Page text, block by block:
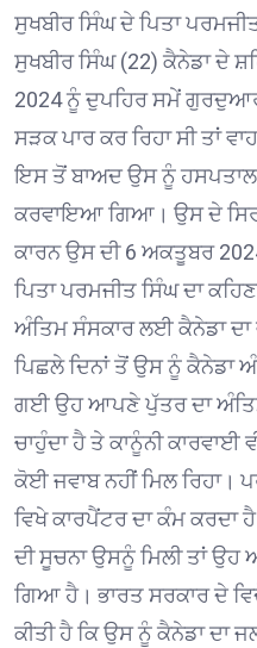
ਸੁਖਬੀਰ ਸਿੰਘ ਦੇ ਪਿਤਾ
ਸੁਖਬੀਰ ਸਿੰਘ (22) ਕੈਨੇਡਾ ਦੇ
2024 ਨੂੰ ਦੁਪਹਿਰ ਸਮੇਂ
ਸੜਕ ਪਾਰ ਕਰ ਰਿਹਾ ਸੀ ਤਾਂ
ਇਸ ਤੋਂ ਬਾਅਦ ਉਸ ਨੂੰ
ਕਰਵਾਇਆ ਗਿਆ। ਉਸ ਦੇ ਸਿਰ
ਕਾਰਨ ਉਸ ਦੀ 6 ਅਕਤੂਬਰ
ਪਿਤਾ ਪਰਮਜੀਤ ਸਿੰਘ ਦਾ
ਅੰਤਿਮ ਸੰਸਕਾਰ ਲਈ ਕੈਨੇਡਾ ਦਾ
ਪਿਛਲੇ ਦਿਨਾਂ ਤੋਂ ਉਸ ਨੂੰ ਕੈਨੇਡਾ
ਗਈ ਉਹ ਆਪਣੇ ਪੁੱਤਰ ਦਾ
ਚਾਹੁੰਦਾ ਹੈ ਤੇ ਕਾਨੂੰਨੀ ਕਾਰਵਾਈ
ਕੋਈ ਜਵਾਬ ਨਹੀਂ ਮਿਲ ਰਿਹਾ।
ਵਿਖੇ ਕਾਰਪੈਂਟਰ ਦਾ ਕੰਮ ਕਰਦਾ
ਦੀ ਸੂਚਨਾ ਉਸਨੂੰ ਮਿਲੀ ਤਾਂ
ਗਿਆ ਹੈ। ਭਾਰਤ ਸਰਕਾਰ ਦੇ
ਕੀਤੀ ਹੈ ਕਿ ਉਸ ਨੂੰ ਕੈਨੇਡਾ ਦਾ